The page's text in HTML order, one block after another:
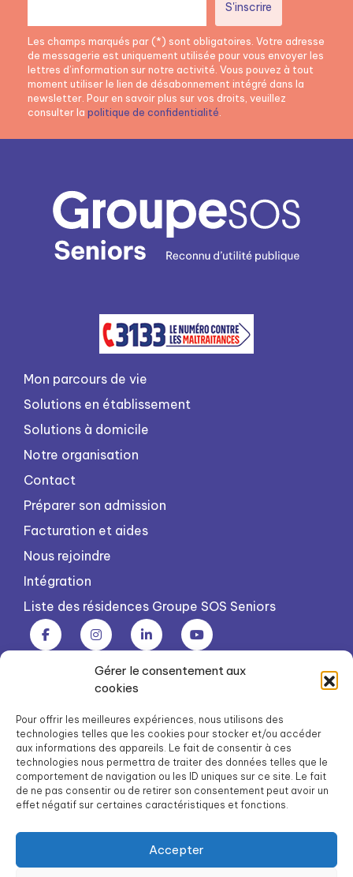
Gérer le consentement aux
cookies
Pour offrir les meilleures expériences, nous utilisons des
technologies telles que les cookies pour stocker et/ou accéder
aux informations des appareils. Le fait de consentir à ces
technologies nous permettra de traiter des données telles que le
comportement de navigation ou les ID uniques sur ce site. Le fait
de ne pas consentir ou de retirer son consentement peut avoir un
effet négatif sur certaines caractéristiques et fonctions.
Accepter
Les champs marqués par (*) sont obligatoires. Votre adresse
de messagerie est uniquement utilisée pour vous envoyer les
lettres d’information sur notre activité. Vous pouvez à tout
moment utiliser le lien de désabonnement intégré dans la
newsletter. Pour en savoir plus sur vos droits, veuillez
consulter la politique de confidentialité
Mon parcours de vie
Solutions en établissement
Solutions à domicile
Notre organisation
Contact
Préparer son admission
Facturation et aides
Nous rejoindre
Intégration
Liste des résidences Groupe SOS Seniors
Groupe SOS Seniors est une association du Groupe SOS
dg.seniors@groupe-sos.org
ARPAVIE est une association du Groupe SOS